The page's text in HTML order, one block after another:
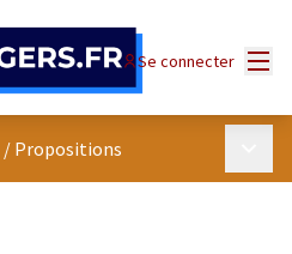
Se connecter
/ Propositions